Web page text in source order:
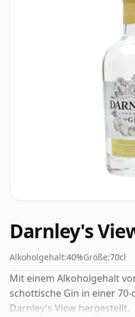
Darnley's
Alkoholgehalt:40%Größe:70cl
Mit einem Alkoholgehalt
schottische Gin in einer
Darnley's View hergestellt.